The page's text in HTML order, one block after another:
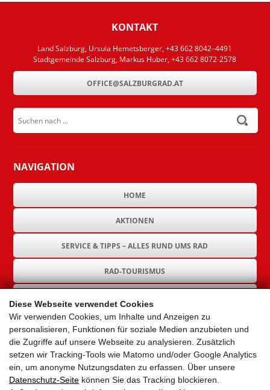
Diese Webseite verwendet Cookies
Wir verwenden Cookies, um Inhalte und Anzeigen zu
personalisieren, Funktionen für soziale Medien anzubieten und
die Zugriffe auf unsere Webseite zu analysieren. Zusätzlich
setzen wir Tracking-Tools wie Matomo und/oder Google Analytics
ein, um anonyme Nutzungsdaten zu erfassen. Über unsere
Datenschutz-Seite können Sie das Tracking blockieren.
KONTAKT
Land Salzburg, Ursula Hemetsberger, +43 662 8042–4491
Stadtgemeinde Salzburg, Markus Huber, +43 662 8072-2578
OFFICE@SALZBURGRAD.AT
Suchen nach ...
submit
NAVIGATION
HOME
AKTIONEN
SERVICE & TIPPS – ALLES RUND UMS RAD
RAD-TOURISMUS
GEMEINDEN
AKTUELLES
PARTNER